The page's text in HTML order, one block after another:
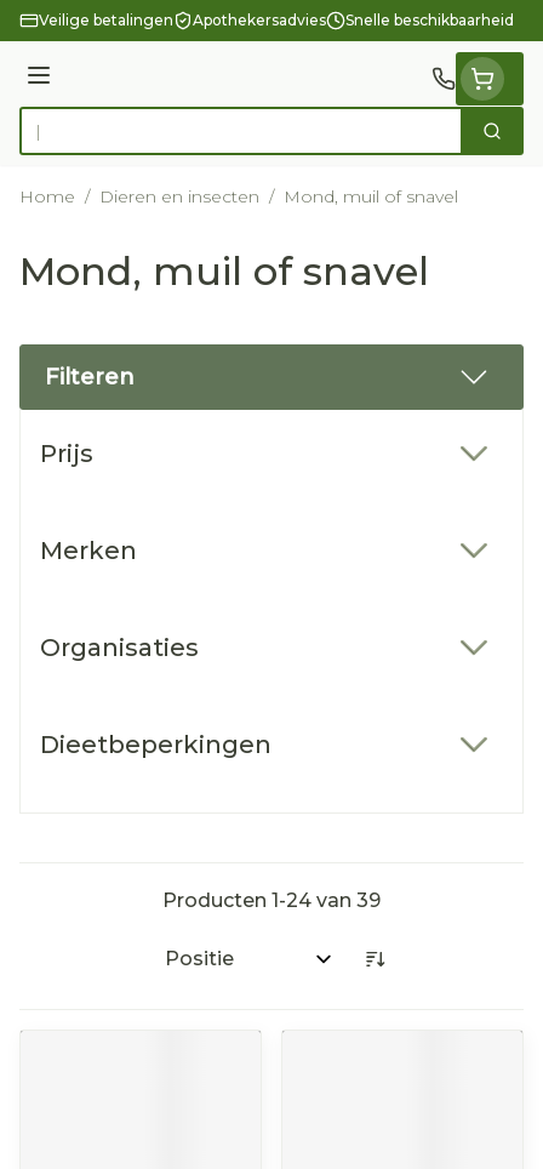
Ga naar de inhoud
Veilige betalingen Apothekersadvies Snelle beschikbaarheid
Menu
Product, merk, categorie... Zoek
Home / Dieren en insecten / Mond, muil of snavel
Mond, muil of snavel
Filteren
Prijs
Merken
Organisaties
Dieetbeperkingen
Producten 1-24 van 39
Sorteer op: